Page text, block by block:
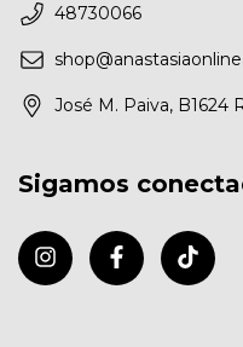
48730066
José M. Paiva, B1624
Sigamos